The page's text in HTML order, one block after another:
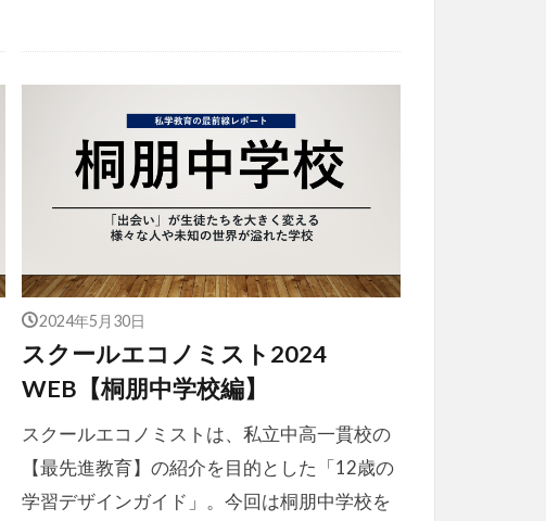
2024年5月30日
スクールエコノミスト2024
WEB【桐朋中学校編】
スクールエコノミストは、私立中高一貫校の
【最先進教育】の紹介を目的とした「12歳の
学習デザインガイド」。今回は桐朋中学校を